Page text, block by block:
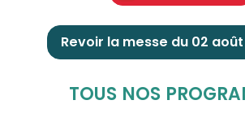
Revoir la messe du 02
TOUS NOS